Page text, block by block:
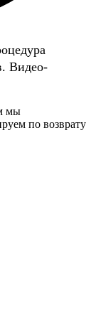
Видео-
мы
по возврату